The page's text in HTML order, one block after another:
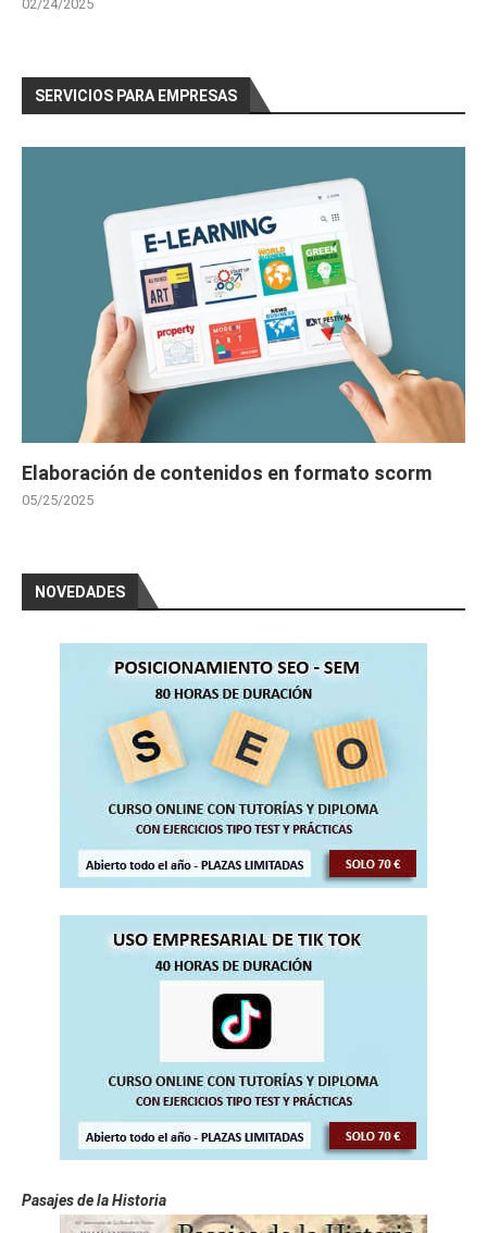
02/24/2025
SERVICIOS PARA EMPRESAS
Elaboración de contenidos en formato scorm
05/25/2025
NOVEDADES
Pasajes de la Historia